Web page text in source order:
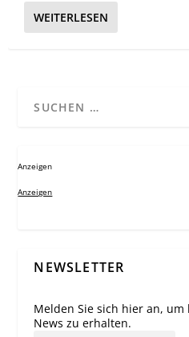
WEITERLESEN
Anzeigen
Anzeigen
NEWSLETTER
Melden Sie sich hier an,
News zu erhalten.